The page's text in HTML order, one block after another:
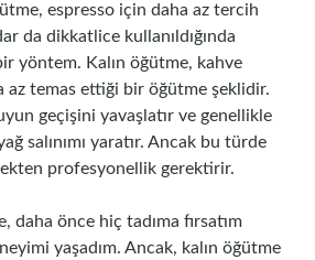
espresso için daha az tercih
da dikkatlice kullanıldığında
yöntem. Kalın öğütme, kahve
az temas ettiği bir öğütme şeklidir.
geçişini yavaşlatır ve genellikle
salınımı yaratır. Ancak bu türde
profesyonellik gerektirir.
daha önce hiç tadıma fırsatım
yaşadım. Ancak, kalın öğütme